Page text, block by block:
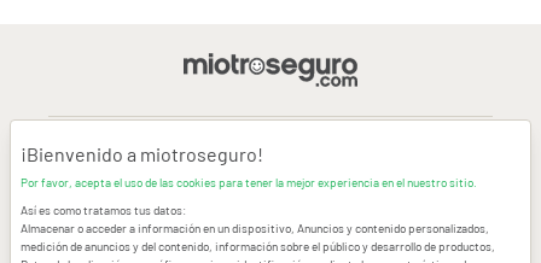
AVISO LEGAL
CONDICIONES GENERALES DE USO
¡Bienvenido a miotroseguro!
Por favor, acepta el uso de las cookies para tener la mejor experiencia en el nuestro sitio.
Así es como tratamos tus datos:
Almacenar o acceder a información en un dispositivo, Anuncios y contenido personalizados,
medición de anuncios y del contenido, información sobre el público y desarrollo de productos,